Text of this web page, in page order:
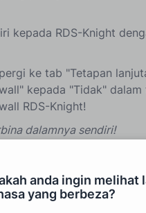
anda ingin melihat
yang berbeza?
kepada RDS-Knight
ke tab "Tetapan
kepada "Tidak"
RDS-Knight!
dalamnya sendiri!
ia menawarkan dua
RDS-Knight
Organisasi tidak lagi